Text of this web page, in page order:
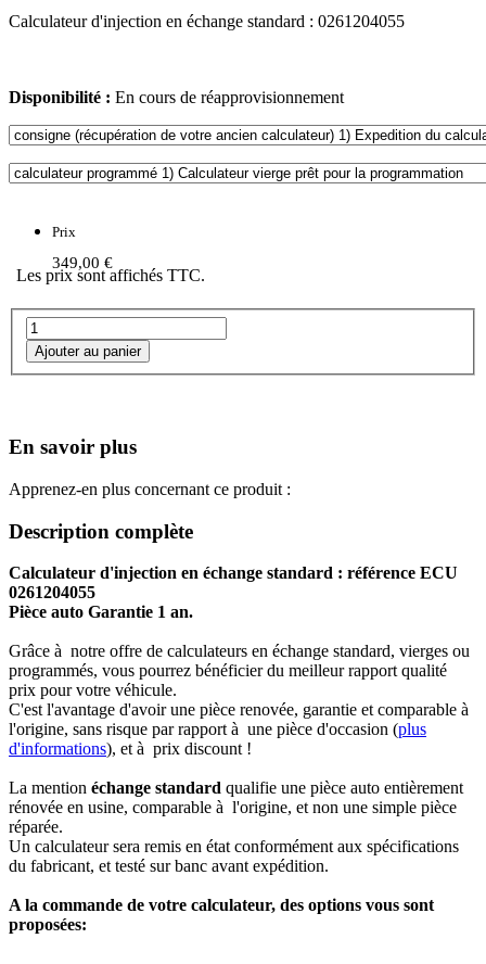
Calculateur d'injection en échange standard : 0261204055
Disponibilité : En cours de réapprovisionnement
Prix
349,00 €
Les prix sont affichés TTC.
En savoir plus
Apprenez-en plus concernant ce produit :
Description complète
Calculateur d'injection en échange standard : référence ECU
0261204055
Pièce auto Garantie 1 an.
Grâce à notre offre de calculateurs en échange standard, vierges ou
programmés, vous pourrez bénéficier du meilleur rapport qualité
prix pour votre véhicule.
C'est l'avantage d'avoir une pièce renovée, garantie et comparable à
l'origine, sans risque par rapport à une pièce d'occasion (plus
d'informations), et à prix discount !
La mention échange standard qualifie une pièce auto entièrement
rénovée en usine, comparable à l'origine, et non une simple pièce
réparée.
Un calculateur sera remis en état conformément aux spécifications
du fabricant, et testé sur banc avant expédition.
A la commande de votre calculateur, des options vous sont
proposées: